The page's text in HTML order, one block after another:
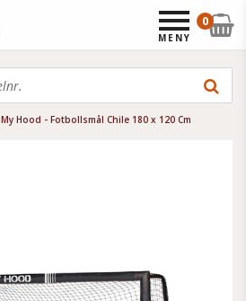
My Hood - Fotbollsmål Chile 180 x 120 Cm
0
MENY